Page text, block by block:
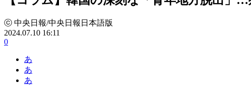
ⓒ 中央日報/中央日報日本語版
2024.07.10 16:11
0
あ
あ
あ